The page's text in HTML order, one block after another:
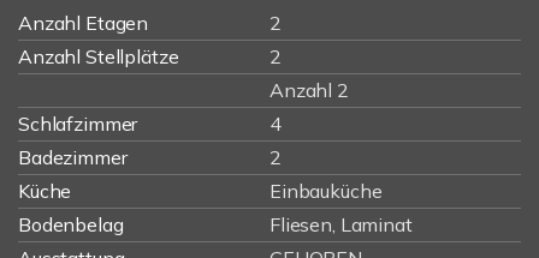
Anzahl Etagen
2
Anzahl Stellplätze
2
Anzahl 2
Schlafzimmer
4
Badezimmer
2
Küche
Einbauküche
Bodenbelag
Fliesen, Laminat